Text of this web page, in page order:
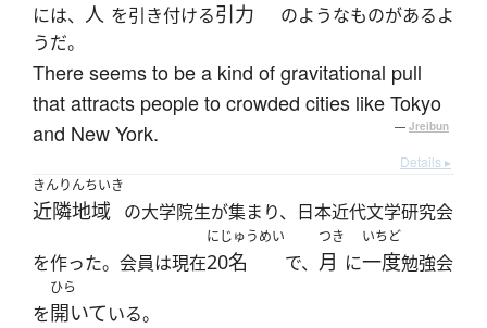
には、 人 を引き付ける引力
のようなものがあるよ
うだ。
There seems to be a kind of gravitational pull
that attracts people to crowded cities like Tokyo
and New York.
— Jreibun
Details ▸
きんりんちいき
近隣地域 の大学院生が集まり、日本近代文学研究会
を作った。会員は現在
にじゅうめい
20名 で、
つき
月 に
いちど
一度勉強会
を
ひら
開いている。